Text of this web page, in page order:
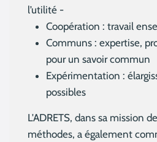
l’utilité -
Coopération : travail
Communs : expertise,
pour un savoir commun
Expérimentation :
possibles
L'ADRETS, dans sa mission
méthodes, a également